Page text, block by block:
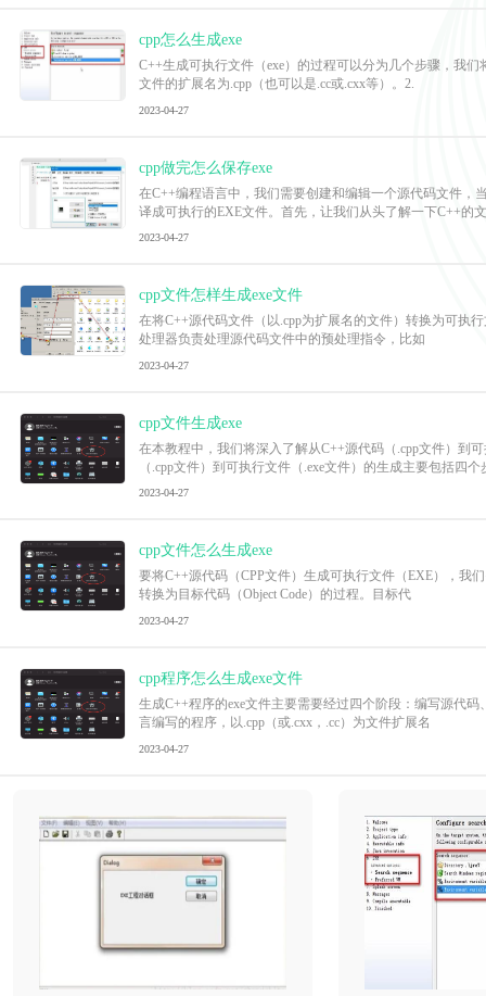
cpp怎么生成exe
C++生成可执行文件（exe）的过程可以分为几个步骤，我
文件的扩展名为.cpp（也可以是.cc或.cxx等）。2.
2023-04-27
cpp做完怎么保存exe
在C++编程语言中，我们需要创建和编辑一个源代码文件，
译成可执行的EXE文件。首先，让我们从头了解一下C++的
2023-04-27
cpp文件怎样生成exe文件
在将C++源代码文件（以.cpp为扩展名的文件）转换为可执
处理器负责处理源代码文件中的预处理指令，比如
2023-04-27
cpp文件生成exe
在本教程中，我们将深入了解从C++源代码（.cpp文件）到
（.cpp文件）到可执行文件（.exe文件）的生成主要包括四个
2023-04-27
cpp文件怎么生成exe
要将C++源代码（CPP文件）生成可执行文件（EXE），我
转换为目标代码（Object Code）的过程。目标代
2023-04-27
cpp程序怎么生成exe文件
生成C++程序的exe文件主要需要经过四个阶段：编写源代
言编写的程序，以.cpp（或.cxx，.cc）为文件扩展名
2023-04-27